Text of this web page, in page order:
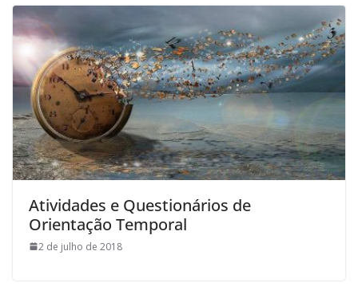
Atividades e Questionários de
Orientação Temporal
2 de julho de 2018